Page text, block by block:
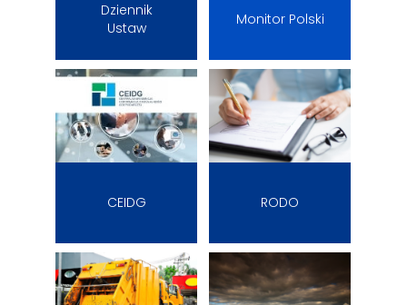
Dziennik
Ustaw
Monitor Polski
CEIDG RODO